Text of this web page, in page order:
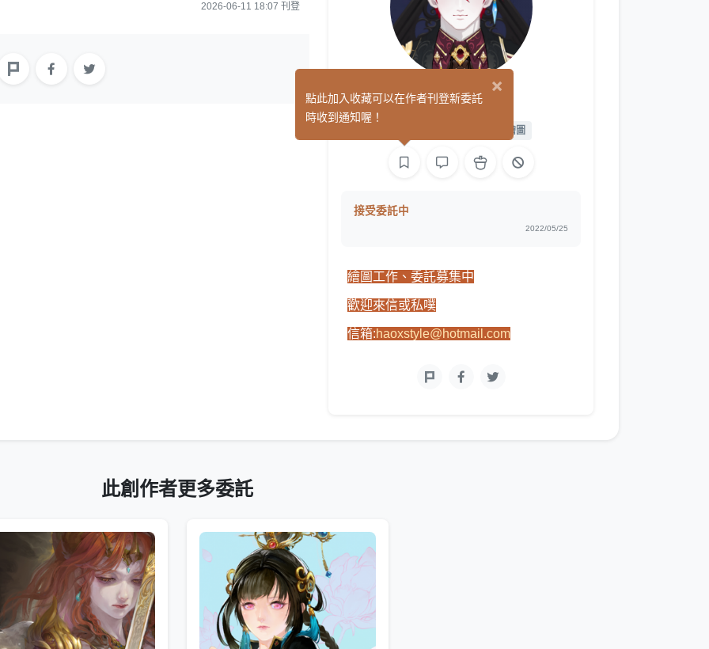
2026-06-11 18:07 刊登
Reddo
L2D 繪圖
接受委託中
2022/05/25
繪圖工作、委託募集中
歡迎來信或私噗
信箱:haoxstyle@hotmail.com
此創作者更多委託
×
點此加入收藏可以在作者刊登新委託
時收到通知喔！